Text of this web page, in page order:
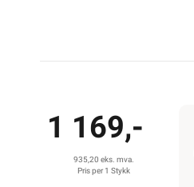
700W
1 169,-
935,20 eks. mva.
Pris per 1 Stykk